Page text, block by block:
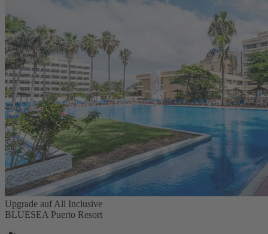
Upgrade auf All Inclusive
BLUESEA Puerto Resort